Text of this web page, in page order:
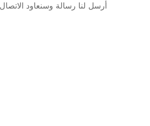
أرسل لنا رسالة وسنعاود